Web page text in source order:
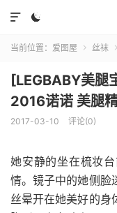


当前位置： 爱图屋  丝袜 
[LEGBABY美
2016诺诺 美腿
2017-03-10 评论(0)
她安静的坐在梳妆
情。镜子中的她侧脸
丝晕开在她美好的身